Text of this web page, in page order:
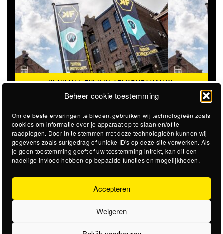
Beheer cookie toestemming
Om de beste ervaringen te bieden, gebruiken wij technologieën zoals
cookies om informatie over je apparaat op te slaan en/of te
raadplegen. Door in te stemmen met deze technologieën kunnen wij
gegevens zoals surfgedrag of unieke ID's op deze site verwerken. Als
je geen toestemming geeft of uw toestemming intrekt, kan dit een
nadelige invloed hebben op bepaalde functies en mogelijkheden.
Accepteren
Weigeren
DENK MEE OVER DE TOEKOMST VAN DE
KROEPOEKFABRIEK